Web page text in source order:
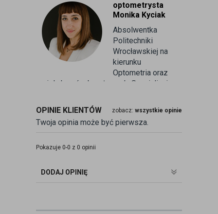
optometrysta
Monika Kyciak
Absolwentka
Politechniki
Wrocławskiej na
kierunku
Optometria oraz
wielu kursów branżowych. Specjalizuje
kontaktologii, czyli dobieraniu
soczewek kontaktowych miękkich. Od
ponad 10 lat pracuje w branży
optometrysta pracujący w gabinecie.
badania wad refrakcji, dobierając
OPINIE KLIENTÓW zobacz: wszystkie opinie
Twoja opinia może być pierwsza.
Pokazuje 0-0 z 0 opinii
DODAJ OPINIĘ